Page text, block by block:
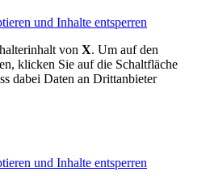
und Inhalte entsperren
von X. Um auf den
klicken Sie auf die Schaltfläche
dabei Daten an Drittanbieter
und Inhalte entsperren